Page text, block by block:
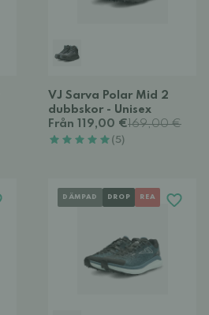
VJ Sarva Polar Mid 2
dubbskor - Unisex
Från 119,00 €169,00 €
(5)
DÄMPAD DROP REA